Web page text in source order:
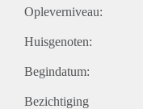
Opleverniveau:
Huisgenoten:
Begindatum:
Bezichtiging